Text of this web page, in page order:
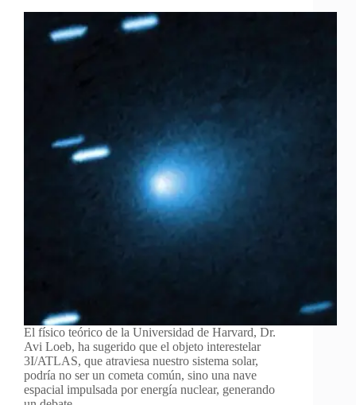
El físico teórico de la Universidad de Harvard, Dr.
Avi Loeb, ha sugerido que el objeto interestelar
3I/ATLAS, que atraviesa nuestro sistema solar,
podría no ser un cometa común, sino una nave
espacial impulsada por energía nuclear, generando